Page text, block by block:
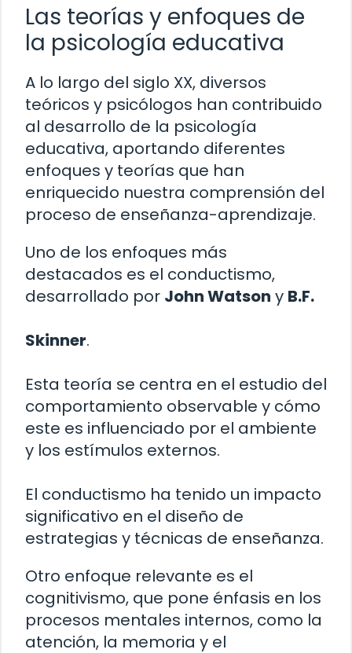
Las teorías y enfoques de
la psicología educativa
A lo largo del siglo XX, diversos
teóricos y psicólogos han contribuido
al desarrollo de la psicología
educativa, aportando diferentes
enfoques y teorías que han
enriquecido nuestra comprensión del
proceso de enseñanza-aprendizaje.
Uno de los enfoques más
destacados es el conductismo,
desarrollado por John Watson y B.F.
Skinner.
Esta teoría se centra en el estudio del
comportamiento observable y cómo
este es influenciado por el ambiente
y los estímulos externos.
El conductismo ha tenido un impacto
significativo en el diseño de
estrategias y técnicas de enseñanza.
Otro enfoque relevante es el
cognitivismo, que pone énfasis en los
procesos mentales internos, como la
atención, la memoria y el